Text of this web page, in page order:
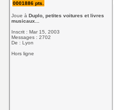
0001886 pts.
Joue àDuplo, petites voitures et livres
musicaux...
Inscrit : Mar 15, 2003
Messages : 2702
De : Lyon
Hors ligne